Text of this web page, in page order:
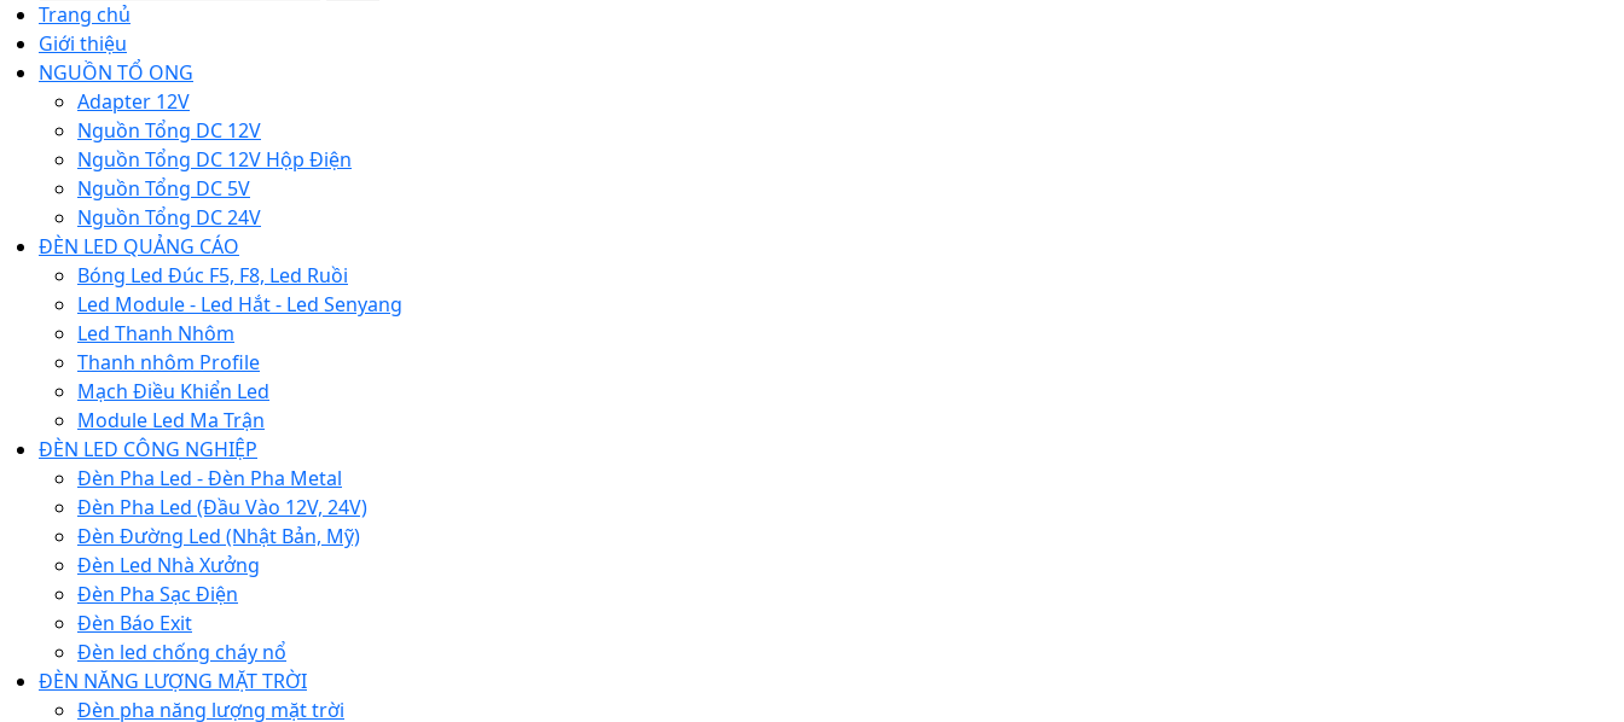
Trang chủ
Giới thiệu
NGUỒN TỔ ONG
Adapter 12V
Nguồn Tổng DC 12V
Nguồn Tổng DC 12V Hộp Điện
Nguồn Tổng DC 5V
Nguồn Tổng DC 24V
ĐÈN LED QUẢNG CÁO
Bóng Led Đúc F5, F8, Led Ruồi
Led Module - Led Hắt - Led Senyang
Led Thanh Nhôm
Thanh nhôm Profile
Mạch Điều Khiển Led
Module Led Ma Trận
ĐÈN LED CÔNG NGHIỆP
Đèn Pha Led - Đèn Pha Metal
Đèn Pha Led (Đầu Vào 12V, 24V)
Đèn Đường Led (Nhật Bản, Mỹ)
Đèn Led Nhà Xưởng
Đèn Pha Sạc Điện
Đèn Báo Exit
Đèn led chống cháy nổ
ĐÈN NĂNG LƯỢNG MẶT TRỜI
Đèn pha năng lượng mặt trời